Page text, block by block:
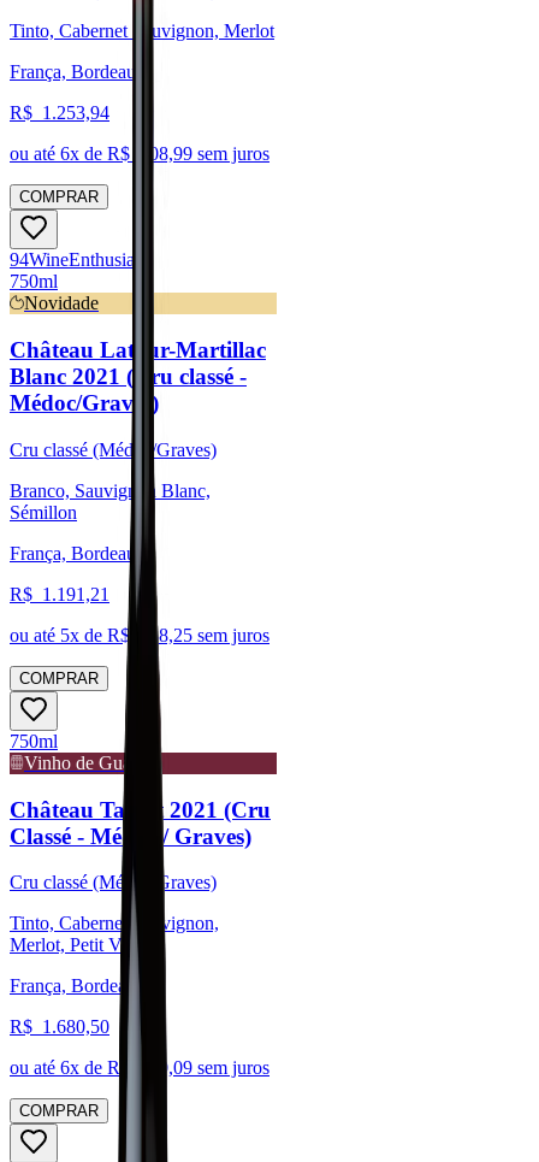
Tinto, Cabernet Sauvignon, Merlot
França, Bordeaux
R$ 1.253,94
ou até 6x de R$ 208,99 sem juros
COMPRAR
94WineEnthusiast
750ml
Novidade
Château Latour-Martillac
Blanc 2021 (Cru classé -
Médoc/Graves)
Cru classé (Médoc/Graves)
Branco, Sauvignon Blanc,
Sémillon
França, Bordeaux
R$ 1.191,21
ou até 5x de R$ 238,25 sem juros
COMPRAR
750ml
Vinho de Guarda
Château Talbot 2021 (Cru
Classé - Médoc / Graves)
Cru classé (Médoc/Graves)
Tinto, Cabernet Sauvignon,
Merlot, Petit Verdot
França, Bordeaux
R$ 1.680,50
ou até 6x de R$ 280,09 sem juros
COMPRAR